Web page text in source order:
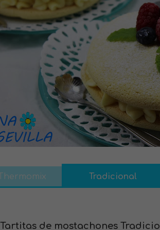
Thermomix Tradicional
Tartitas de mostachones